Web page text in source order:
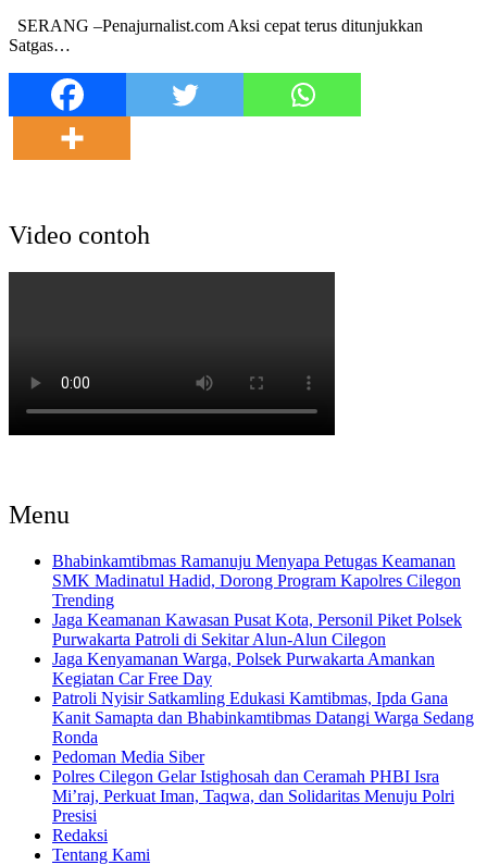
SERANG –Penajurnalist.com Aksi cepat terus ditunjukkan
Satgas…
Video contoh
Menu
Bhabinkamtibmas Ramanuju Menyapa Petugas Keamanan
SMK Madinatul Hadid, Dorong Program Kapolres Cilegon
Trending
Jaga Keamanan Kawasan Pusat Kota, Personil Piket Polsek
Purwakarta Patroli di Sekitar Alun-Alun Cilegon
Jaga Kenyamanan Warga, Polsek Purwakarta Amankan
Kegiatan Car Free Day
Patroli Nyisir Satkamling Edukasi Kamtibmas, Ipda Gana
Kanit Samapta dan Bhabinkamtibmas Datangi Warga Sedang
Ronda
Pedoman Media Siber
Polres Cilegon Gelar Istighosah dan Ceramah PHBI Isra
Mi’raj, Perkuat Iman, Taqwa, dan Solidaritas Menuju Polri
Presisi
Redaksi
Tentang Kami